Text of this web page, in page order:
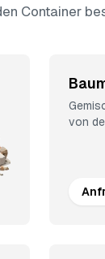
Container
von